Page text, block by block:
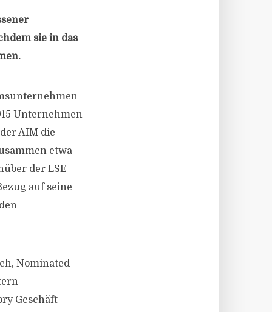
sie in das
Unternehmen
AIM die
etwa
der LSE
auf seine
Nominated
Geschäft